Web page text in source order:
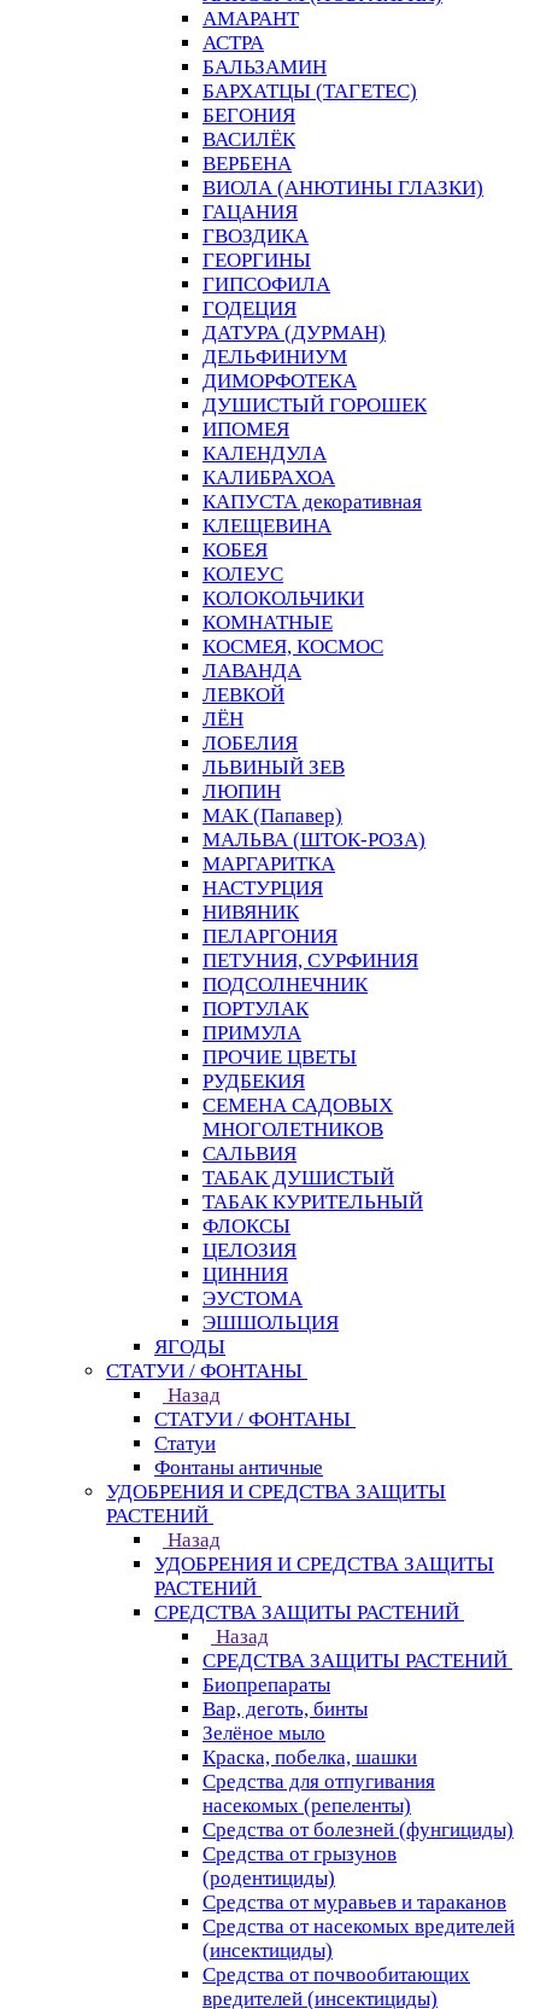
АМАРАНТ
АСТРА
БАЛЬЗАМИН
БАРХАТЦЫ (ТАГЕТЕС)
БЕГОНИЯ
ВАСИЛЁК
ВЕРБЕНА
ВИОЛА (АНЮТИНЫ ГЛАЗКИ)
ГАЦАНИЯ
ГВОЗДИКА
ГЕОРГИНЫ
ГИПСОФИЛА
ГОДЕЦИЯ
ДАТУРА (ДУРМАН)
ДЕЛЬФИНИУМ
ДИМОРФОТЕКА
ДУШИСТЫЙ ГОРОШЕК
ИПОМЕЯ
КАЛЕНДУЛА
КАЛИБРАХОА
КАПУСТА декоративная
КЛЕЩЕВИНА
КОБЕЯ
КОЛЕУС
КОЛОКОЛЬЧИКИ
КОМНАТНЫЕ
КОСМЕЯ, КОСМОС
ЛАВАНДА
ЛЕВКОЙ
ЛЁН
ЛОБЕЛИЯ
ЛЬВИНЫЙ ЗЕВ
ЛЮПИН
МАК (Папавер)
МАЛЬВА (ШТОК-РОЗА)
МАРГАРИТКА
НАСТУРЦИЯ
НИВЯНИК
ПЕЛАРГОНИЯ
ПЕТУНИЯ, СУРФИНИЯ
ПОДСОЛНЕЧНИК
ПОРТУЛАК
ПРИМУЛА
ПРОЧИЕ ЦВЕТЫ
РУДБЕКИЯ
СЕМЕНА САДОВЫХ
МНОГОЛЕТНИКОВ
САЛЬВИЯ
ТАБАК ДУШИСТЫЙ
ТАБАК КУРИТЕЛЬНЫЙ
ФЛОКСЫ
ЦЕЛОЗИЯ
ЦИННИЯ
ЭУСТОМА
ЭШШОЛЬЦИЯ
ЯГОДЫ
СТАТУИ / ФОНТАНЫ
Назад
СТАТУИ / ФОНТАНЫ
Статуи
Фонтаны античные
УДОБРЕНИЯ И СРЕДСТВА ЗАЩИТЫ
РАСТЕНИЙ
Назад
УДОБРЕНИЯ И СРЕДСТВА ЗАЩИТЫ
РАСТЕНИЙ
СРЕДСТВА ЗАЩИТЫ РАСТЕНИЙ
Назад
СРЕДСТВА ЗАЩИТЫ РАСТЕНИЙ
Биопрепараты
Вар, деготь, бинты
Зелёное мыло
Краска, побелка, шашки
Средства для отпугивания
насекомых (репеленты)
Средства от болезней (фунгициды)
Средства от грызунов
(родентициды)
Средства от муравьев и тараканов
Средства от насекомых вредителей
(инсектициды)
Средства от почвообитающих
вредителей (инсектициды)